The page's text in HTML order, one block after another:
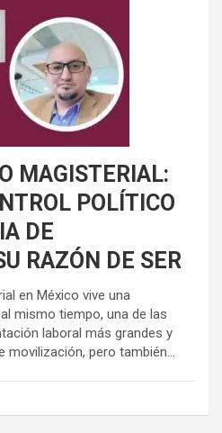
MAGISTERIAL:
POLÍTICO
DE
RAZÓN DE SER
en México vive una
mismo tiempo, una de las
laboral más grandes y
movilización, pero también...